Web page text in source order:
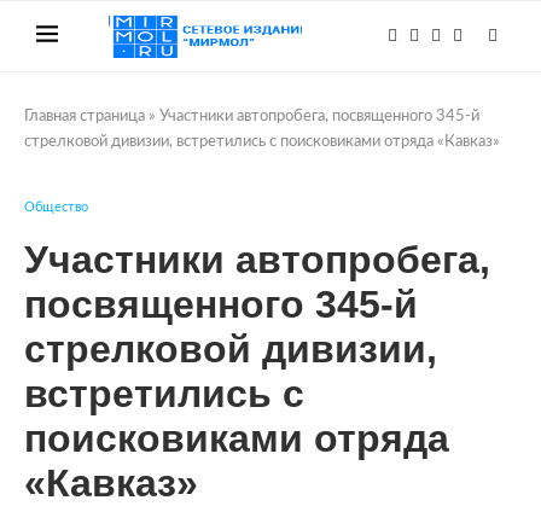
Главная страница » Участники автопробега, посвященного 345-й
стрелковой дивизии, встретились с поисковиками отряда «Кавказ»
Общество
Участники автопробега,
посвященного 345-й
стрелковой дивизии,
встретились с
поисковиками отряда
«Кавказ»